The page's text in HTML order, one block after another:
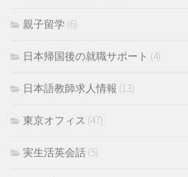
親子留学 (6)
日本帰国後の就職サポート (4)
日本語教師求人情報 (13)
東京オフィス (47)
実生活英会話 (5)